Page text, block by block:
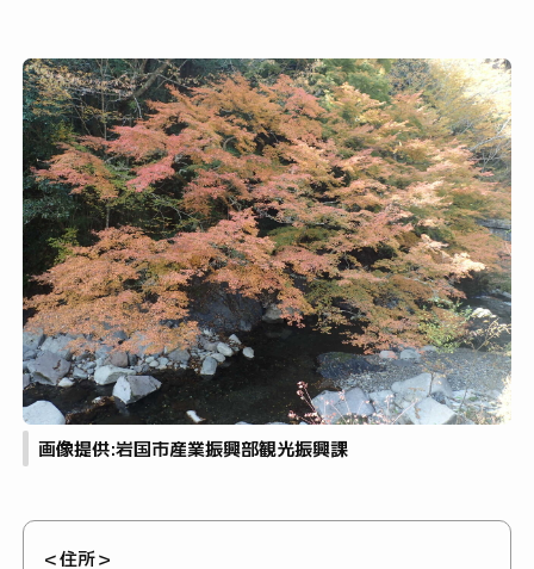
画像提供:岩国市産業振興部観光振興課
＜住所＞